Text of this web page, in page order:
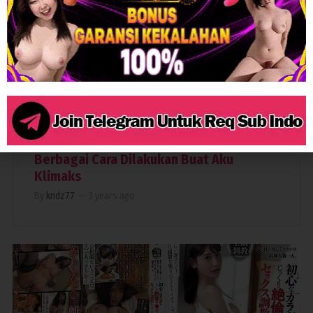
GANGBANG
Berbagai Cara Dilakukan Buat Aku
Klimaks
kndz77